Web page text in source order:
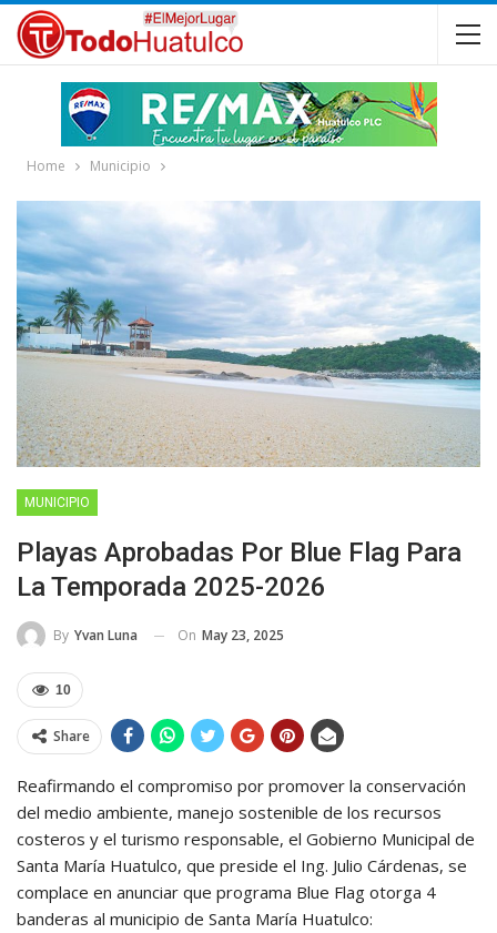
Home Municipio
MUNICIPIO
Playas Aprobadas Por Blue Flag Para
La Temporada 2025-2026
By Yvan Luna On May 23, 2025
10
Share
Reafirmando el compromiso por promover la conservación
del medio ambiente, manejo sostenible de los recursos
costeros y el turismo responsable, el Gobierno Municipal de
Santa María Huatulco, que preside el Ing. Julio Cárdenas, se
complace en anunciar que programa Blue Flag otorga 4
banderas al municipio de Santa María Huatulco: